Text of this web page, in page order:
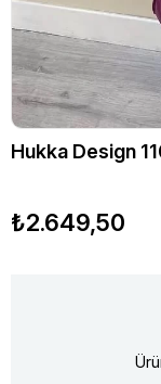
Hukka Design
₺2.649,50